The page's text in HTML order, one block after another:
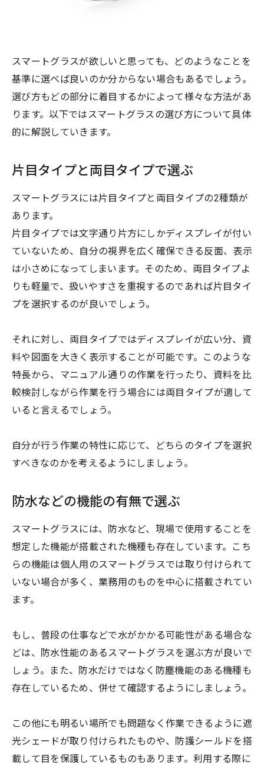
スマートグラスが欲しいと思っても、どのようなことを
基準に選べば良いのか分からない場合もあるでしょう。
選び方もどの部分に着目するかによって様々な方法があ
ります。以下ではスマートグラスの選び方について具体
的に解説していきます。
片目タイプと両目タイプで選ぶ
スマートグラスには片目タイプと両目タイプの2種類が
あります。
片目タイプでは文字通り片方にしかディスプレイが付い
ていないため、自分の視界を広く確保できる反面、表示
は小さめになってしまいます。そのため、両目タイプよ
りも軽量で、扱いやすさを重視するのであれば片目タイ
プを選択するのが良いでしょう。
それに対し、両目タイプではディスプレイが広い分、資
料や図面を大きく表示することが可能です。このような
特長から、マニュアル通りの作業を行ったり、資料を比
較検討しながら作業を行う場合には両目タイプが適して
いると言えるでしょう。
自分が行う作業の特性に応じて、どちらのタイプを選択
すべきなのかを考えるようにしましょう。
防水などの機能の有無で選ぶ
スマートグラスには、防水など、現場で使用することを
想定した機能が搭載された機種も存在しています。こち
らの機能は個人用のスマートグラスでは取り付けられて
いない場合が多く、業務用のものを中心に搭載されてい
ます。
もし、普段の仕事などで水がかかる可能性がある場合な
どは、防水性能のあるスマートグラスを選ぶ方が良いで
しょう。また、防水だけではなく防塵機能のある機種も
存在しているため、併せて確認するようにしましょう。
この他にも明るい場所でも問題なく作業できるように遮
光シェードが取り付けられたものや、防護シールドを搭
載して目を保護しているものもあります。利用する際に